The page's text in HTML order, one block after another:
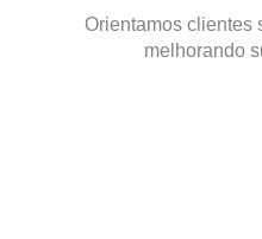
Orientamos clientes
melhorando